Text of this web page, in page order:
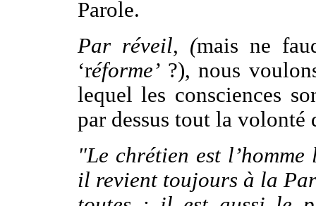
Parole.
Par réveil, (mais ne
‘réforme’?), nous
lequel les consciences
par dessus tout la volonté
"Le chrétien est
il revient toujours à la